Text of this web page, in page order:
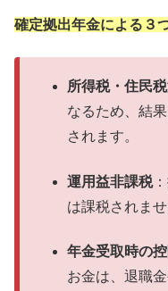
確定拠出年金による３
所得税・住民
なるため、結
されます。
運用益非課税
は課税されませ
年金受取時の
お金は、退職